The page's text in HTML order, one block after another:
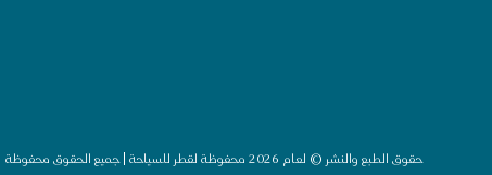
حقوق الطبع والنشر © لعام 2026 محفوظة لقطر للسياحة | جميع الحقوق محفوظة